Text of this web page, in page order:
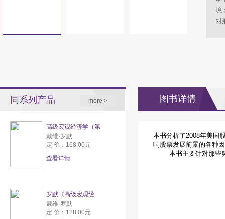
境
对
同系列产品 more >
高级宏观经济学（第
戴维·罗默
定 价：168.00元
查看详情
罗默《高级宏观经
戴维·罗默
定 价：128.00元
图书详情
本书分析了2008年美国
响股票发展前景的各种
本书主要针对那些努